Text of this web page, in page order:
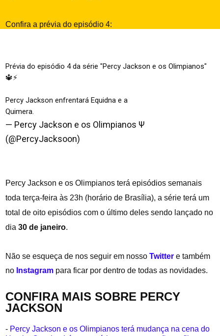
Confira a prévia do episódio 4:
Prévia do episódio 4 da série "Percy Jackson e os Olimpianos"
🔱⚡️
Percy Jackson enfrentará Equidna e a
Quimera.
— Percy Jackson e os Olimpianos Ψ
(@PercyJacksoon)
Percy Jackson e os Olimpianos terá episódios semanais
toda terça-feira às 23h (horário de Brasília), a série terá um
total de oito episódios com o último deles sendo lançado no
dia30 de janeiro.
Não se esqueça de nos seguir em nossoTwitter e também
no Instagram para ficar por dentro de todas as novidades.
CONFIRA MAIS SOBRE PERCY
JACKSON
- Percy Jackson e os Olimpianos terá mudança na cena do